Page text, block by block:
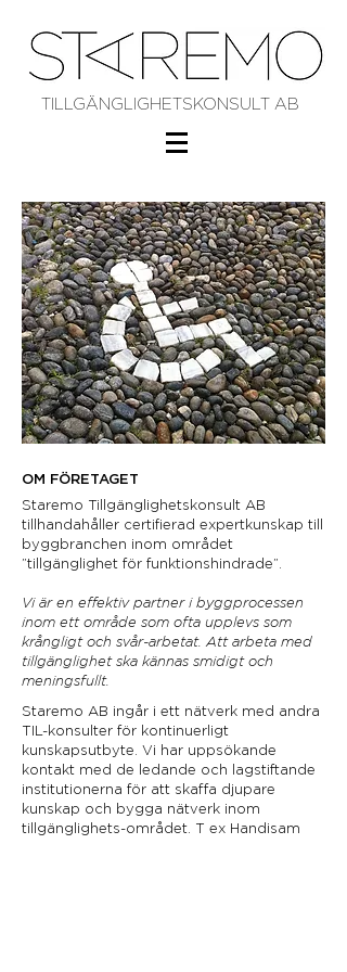
TILLGÄNGLIGHETSKONSULT AB
Staremo Tillgänglighetskonsult AB
tillhandahåller certifierad expertkunskap till
byggbranchen inom området
”tillgänglighet för funktionshindrade”.
OM FÖRETAGET
Vi är en effektiv partner i byggprocessen
inom ett område som ofta upplevs som
krångligt och svår-arbetat. Att arbeta med
tillgänglighet ska kännas smidigt och
meningsfullt.
Staremo AB ingår i ett nätverk med andra
TIL-konsulter för kontinuerligt
kunskapsutbyte. Vi har uppsökande
kontakt med de ledande och lagstiftande
institutionerna för att skaffa djupare
kunskap och bygga nätverk inom
tillgänglighets-området. T ex Handisam